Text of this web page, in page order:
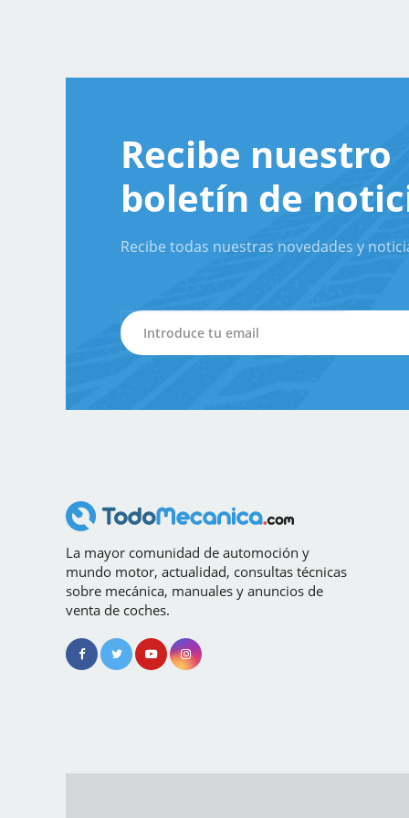
Recibe nuestro
boletín de
Recibe todas nuestras novedades y
La mayor comunidad de automoción y
mundo motor, actualidad, consultas técnicas
sobre mecánica, manuales y anuncios de
venta de coches.